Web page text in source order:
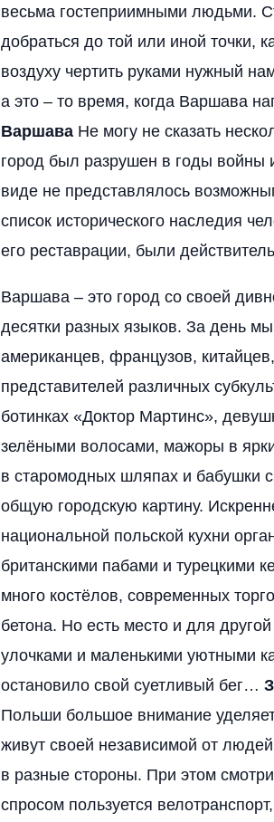
весьма гостеприимными людьми.
добраться до той или иной точки,
воздуху чертить руками нужный
а это – то время, когда Варшава
Варшава Не могу не сказать
город был разрушен в годы войны
виде не представлялось
список исторического наследия
его реставрации, были
Варшава – это город со своей
десятки разных языков. За день
американцев, французов,
представителей различных
ботинках «Доктор Мартинс»,
зелёными волосами, мажоры в
в старомодных шляпах и бабушки
общую городскую картину.
национальной польской кухни
британскими пабами и
много костёлов, современных
бетона. Но есть место и для
улочками и маленькими уютными
остановило свой суетливый бег…
Польши большое внимание
живут своей независимой от
в разные стороны. При этом
спросом пользуется